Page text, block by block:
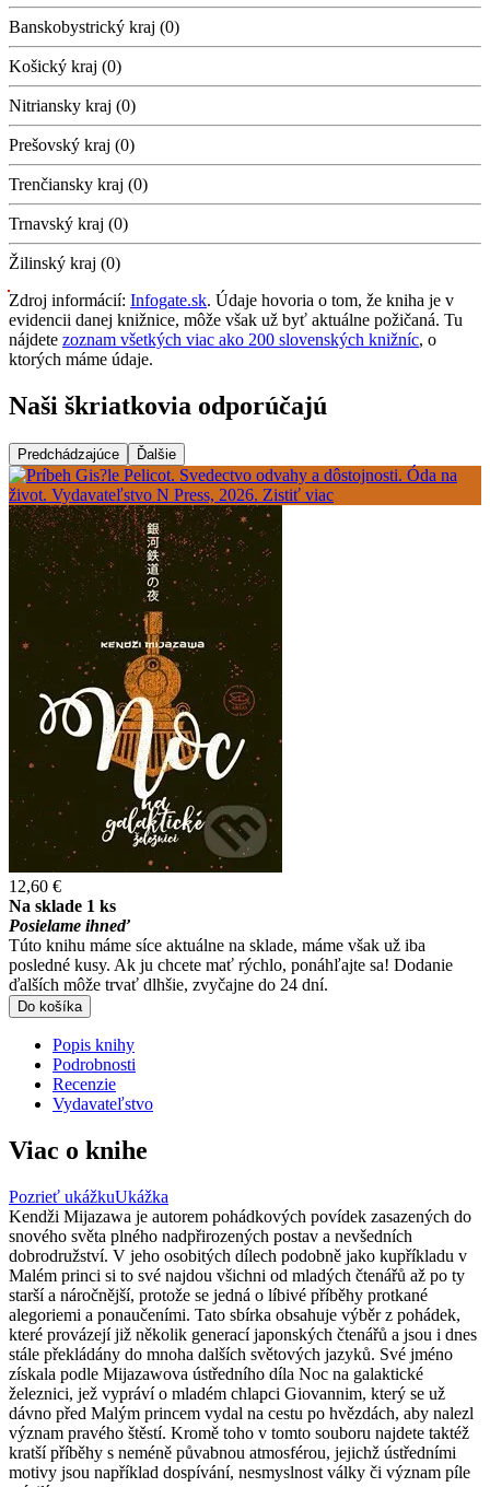
Banskobystrický kraj (0)
Košický kraj (0)
Nitriansky kraj (0)
Prešovský kraj (0)
Trenčiansky kraj (0)
Trnavský kraj (0)
Žilinský kraj (0)
Zdroj informácií: Infogate.sk. Údaje hovoria o tom, že kniha je v
evidencii danej knižnice, môže však už byť aktuálne požičaná. Tu
nájdete zoznam všetkých viac ako 200 slovenských knižníc, o
ktorých máme údaje.
Naši škriatkovia odporúčajú
Predchádzajúce Ďalšie
12,60 €
Na sklade 1 ks
Posielame ihneď
Túto knihu máme síce aktuálne na sklade, máme však už iba
posledné kusy. Ak ju chcete mať rýchlo, ponáhľajte sa! Dodanie
ďalších môže trvať dlhšie, zvyčajne do 24 dní.
Do košíka
Popis knihy
Podrobnosti
Recenzie
Vydavateľstvo
Viac o knihe
Pozrieť ukážkuUkážka
Kendži Mijazawa je autorem pohádkových povídek zasazených do
snového světa plného nadpřirozených postav a nevšedních
dobrodružství. V jeho osobitých dílech podobně jako kupříkladu v
Malém princi si to své najdou všichni od mladých čtenářů až po ty
starší a náročnější, protože se jedná o líbivé příběhy protkané
alegoriemi a ponaučeními. Tato sbírka obsahuje výběr z pohádek,
které provázejí již několik generací japonských čtenářů a jsou i dnes
stále překládány do mnoha dalších světových jazyků. Své jméno
získala podle Mijazawova ústředního díla Noc na galaktické
železnici, jež vypráví o mladém chlapci Giovannim, který se už
dávno před Malým princem vydal na cestu po hvězdách, aby nalezl
význam pravého štěstí. Kromě toho v tomto souboru najdete taktéž
kratší příběhy s neméně půvabnou atmosférou, jejichž ústředními
motivy jsou například dospívání, nesmyslnost války či význam píle